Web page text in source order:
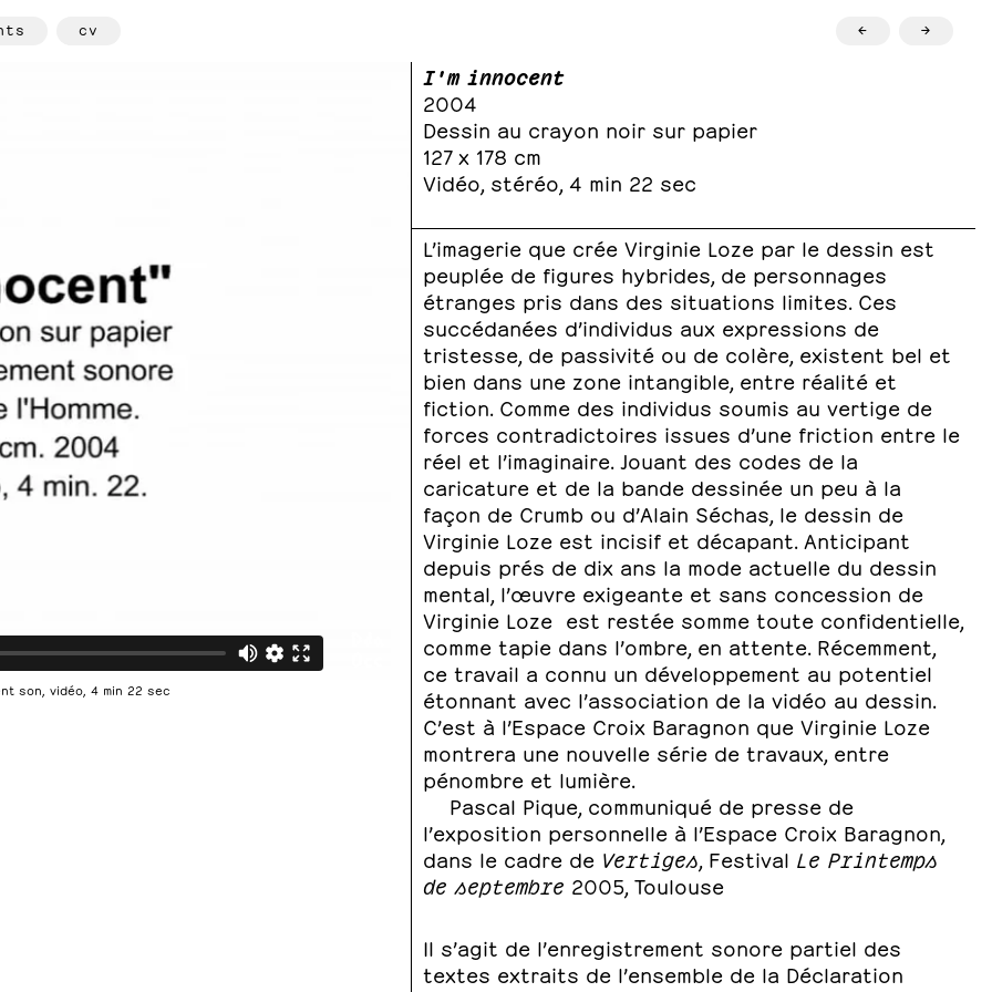
cv ← →
I'm innocent
2004
Dessin au crayon noir sur papier
127 x 178 cm
Vidéo, stéréo, 4 min 22 sec
L’imagerie que crée Virginie Loze par le dessin est
peuplée de figures hybrides, de personnages
étranges pris dans des situations limites. Ces
succédanées d’individus aux expressions de
tristesse, de passivité ou de colère, existent bel et
bien dans une zone intangible, entre réalité et
fiction. Comme des individus soumis au vertige de
forces contradictoires issues d’une friction entre le
réel et l’imaginaire. Jouant des codes de la
caricature et de la bande dessinée un peu à la
façon de Crumb ou d’Alain Séchas, le dessin de
Virginie Loze est incisif et décapant. Anticipant
depuis prés de dix ans la mode actuelle du dessin
mental, l’œuvre exigeante et sans concession de
Virginie Loze est restée somme toute confidentielle,
comme tapie dans l’ombre, en attente. Récemment,
ce travail a connu un développement au potentiel
étonnant avec l’association de la vidéo au dessin.
C’est à l’Espace Croix Baragnon que Virginie Loze
montrera une nouvelle série de travaux, entre
pénombre et lumière.
Pascal Pique, communiqué de presse de
l’exposition personnelle à l’Espace Croix Baragnon,
dans le cadre de Vertiges , Festival Le Printemps
de septembre 2005, Toulouse
Il s’agit de l’enregistrement sonore partiel des
textes extraits de l’ensemble de la Déclaration
son, vidéo, 4 min 22 sec